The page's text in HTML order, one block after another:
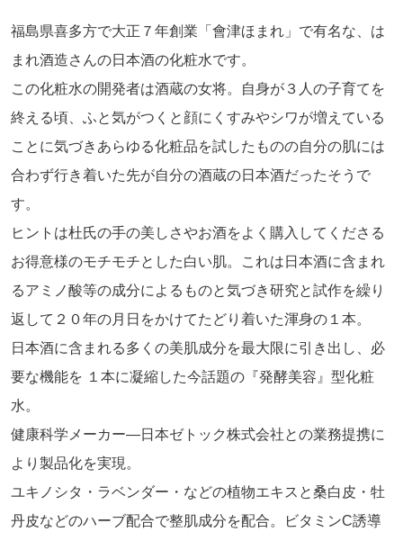
福島県喜多方で大正７年創業「會津ほまれ」で有名な、は
まれ酒造さんの日本酒の化粧水です。
この化粧水の開発者は酒蔵の女将。自身が３人の子育てを
終える頃、ふと気がつくと顔にくすみやシワが増えている
ことに気づきあらゆる化粧品を試したものの自分の肌には
合わず行き着いた先が自分の酒蔵の日本酒だったそうで
す。
ヒントは杜氏の手の美しさやお酒をよく購入してくださる
お得意様のモチモチとした白い肌。これは日本酒に含まれ
るアミノ酸等の成分によるものと気づき研究と試作を繰り
返して２０年の月日をかけてたどり着いた渾身の１本。
日本酒に含まれる多くの美肌成分を最大限に引き出し、必
要な機能を １本に凝縮した今話題の『発酵美容』型化粧
水。
健康科学メーカー―日本ゼトック株式会社との業務提携に
より製品化を実現。
ユキノシタ・ラベンダー・などの植物エキスと桑白皮・牡
丹皮などのハーブ配合で整肌成分を配合。ビタミンC誘導